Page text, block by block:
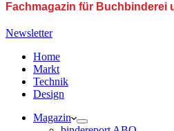
Fachmagazin für Buchbinderei
Newsletter
Home
Markt
Technik
Design
Magazin